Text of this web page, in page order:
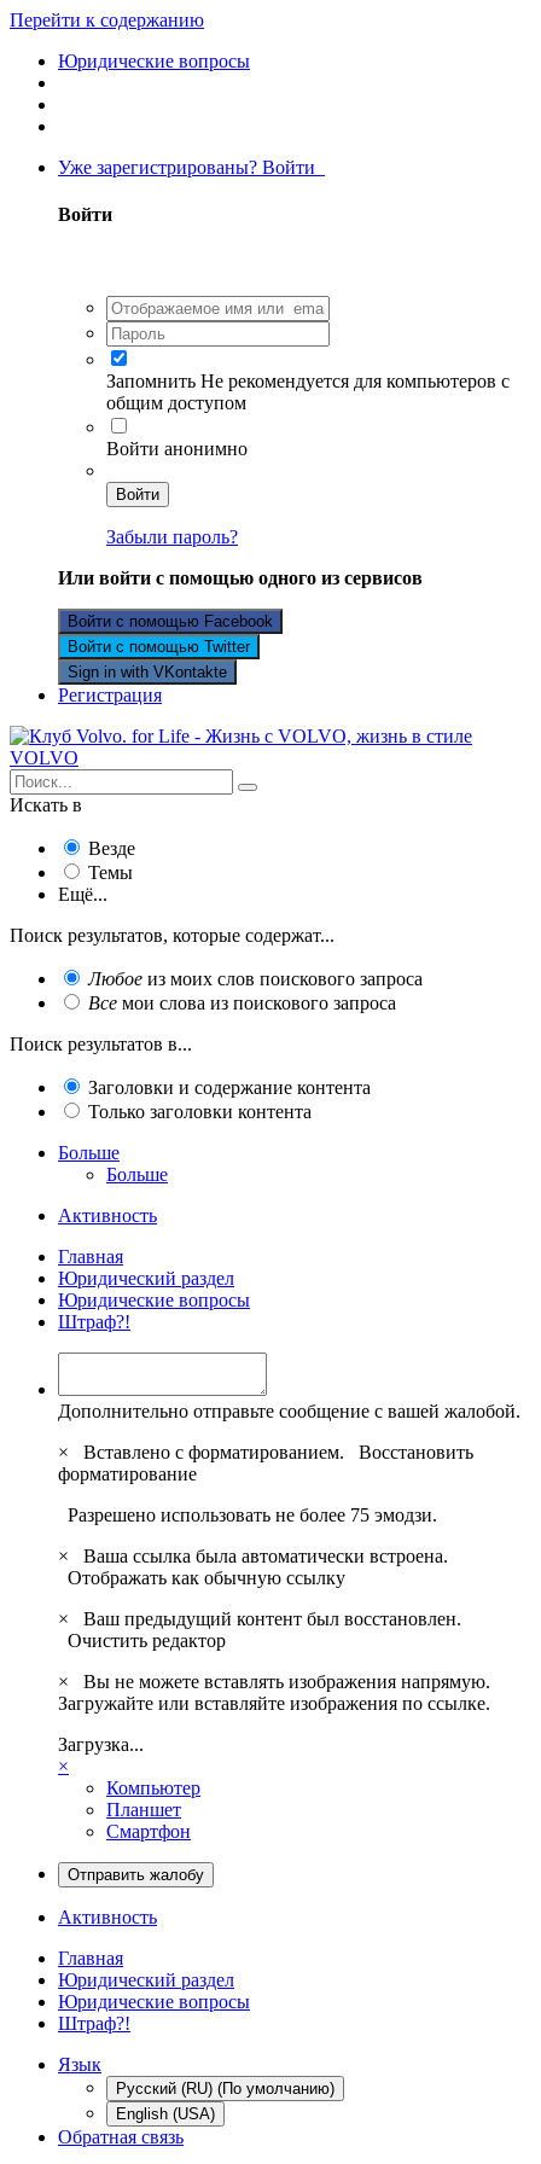
Перейти к содержанию
Юридические вопросы
Уже зарегистрированы? Войти
Войти
Запомнить Не рекомендуется для компьютеров с
общим доступом
Войти анонимно
Войти
Забыли пароль?
Или войти с помощью одного из сервисов
Войти с помощью Facebook
Войти с помощью Twitter
Sign in with VKontakte
Регистрация
Искать в
Везде
Темы
Ещё...
Поиск результатов, которые содержат...
Любое из моих слов поискового запроса
Все мои слова из поискового запроса
Поиск результатов в...
Заголовки и содержание контента
Только заголовки контента
Больше
Больше
Активность
Главная
Юридический раздел
Юридические вопросы
Штраф?!
Дополнительно отправьте сообщение с вашей жалобой.
×
Вставлено с форматированием. Восстановить
форматирование
Разрешено использовать не более 75 эмодзи.
×
Ваша ссылка была автоматически встроена.
Отображать как обычную ссылку
×
Ваш предыдущий контент был восстановлен.
Очистить редактор
×
Вы не можете вставлять изображения напрямую.
Загружайте или вставляйте изображения по ссылке.
Загрузка...
×
Компьютер
Планшет
Смартфон
Отправить жалобу
Активность
Главная
Юридический раздел
Юридические вопросы
Штраф?!
Язык
Русский (RU) (По умолчанию)
English (USA)
Обратная связь